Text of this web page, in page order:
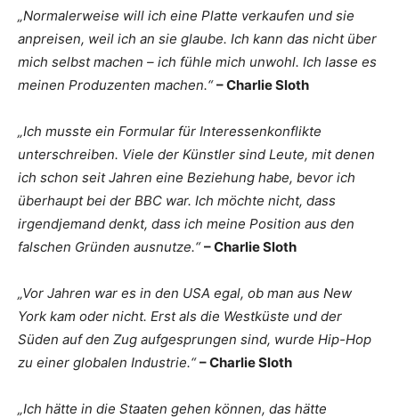
„Normalerweise will ich eine Platte verkaufen und sie
anpreisen, weil ich an sie glaube. Ich kann das nicht über
mich selbst machen – ich fühle mich unwohl. Ich lasse es
meinen Produzenten machen.“ – Charlie Sloth
„Ich musste ein Formular für Interessenkonflikte
unterschreiben. Viele der Künstler sind Leute, mit denen
ich schon seit Jahren eine Beziehung habe, bevor ich
überhaupt bei der BBC war. Ich möchte nicht, dass
irgendjemand denkt, dass ich meine Position aus den
falschen Gründen ausnutze.“ – Charlie Sloth
„Vor Jahren war es in den USA egal, ob man aus New
York kam oder nicht. Erst als die Westküste und der
Süden auf den Zug aufgesprungen sind, wurde Hip-Hop
zu einer globalen Industrie.“– Charlie Sloth
„Ich hätte in die Staaten gehen können, das hätte